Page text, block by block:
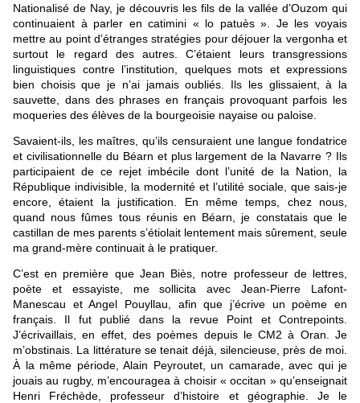
Nationalisé de Nay, je découvris les fils de la vallée d’Ouzom qui
continuaient à parler en catimini « lo patuès ». Je les voyais
mettre au point d’étranges stratégies pour déjouer la vergonha et
surtout le regard des autres. C’étaient leurs transgressions
linguistiques contre l’institution, quelques mots et expressions
bien choisis que je n’ai jamais oubliés. Ils les glissaient, à la
sauvette, dans des phrases en français provoquant parfois les
moqueries des élèves de la bourgeoisie nayaise ou paloise.
Savaient-ils, les maîtres, qu’ils censuraient une langue fondatrice
et civilisationnelle du Béarn et plus largement de la Navarre ? Ils
participaient de ce rejet imbécile dont l’unité de la Nation, la
République indivisible, la modernité et l’utilité sociale, que sais-je
encore, étaient la justification. En même temps, chez nous,
quand nous fûmes tous réunis en Béarn, je constatais que le
castillan de mes parents s’étiolait lentement mais sûrement, seule
ma grand-mère continuait à le pratiquer.
C’est en première que Jean Biès, notre professeur de lettres,
poète et essayiste, me sollicita avec Jean-Pierre Lafont-
Manescau et Angel Pouyllau, afin que j’écrive un poème en
français. Il fut publié dans la revue Point et Contrepoints.
J’écrivaillais, en effet, des poèmes depuis le CM2 à Oran. Je
m’obstinais. La littérature se tenait déjà, silencieuse, près de moi.
À la même période, Alain Peyroutet, un camarade, avec qui je
jouais au rugby, m’encouragea à choisir « occitan » qu’enseignait
Henri Fréchède, professeur d’histoire et géographie. Je le